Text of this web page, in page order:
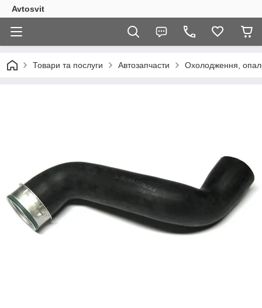
Avtosvit
Товари та послуги Автозапчасти Охолодження,